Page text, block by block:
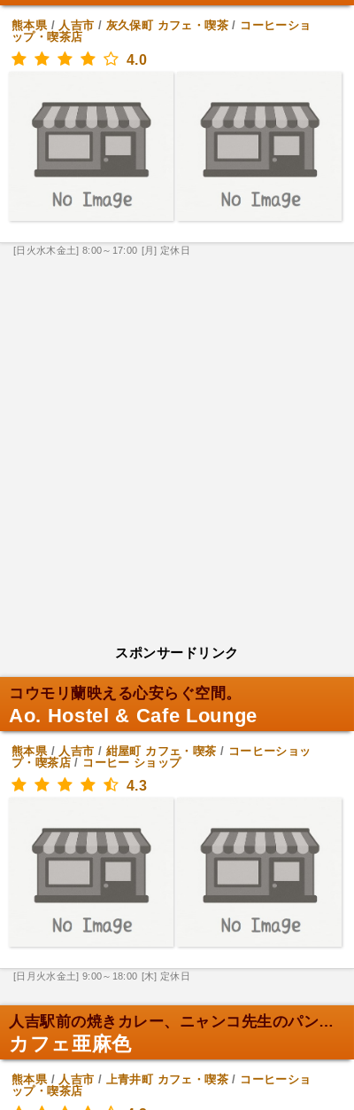
熊本県/ 人吉市 / 灰久保町 カフェ・喫茶/ コーヒーショ
ップ・喫茶店
4.0
[日火水木金土] 8:00～17:00 [月] 定休日
スポンサードリンク
コウモリ蘭映える心安らぐ空間。
Ao. Hostel & Cafe Lounge
熊本県/ 人吉市 / 紺屋町 カフェ・喫茶 / コーヒーショッ
プ・喫茶店/ コーヒー ショップ
4.3
[日月火水金土] 9:00～18:00 [木] 定休日
人吉駅前の焼きカレー、ニャンコ先生のパンケーキ！
カフェ亜麻色
熊本県/ 人吉市 / 上青井町 カフェ・喫茶/ コーヒーショ
ップ・喫茶店